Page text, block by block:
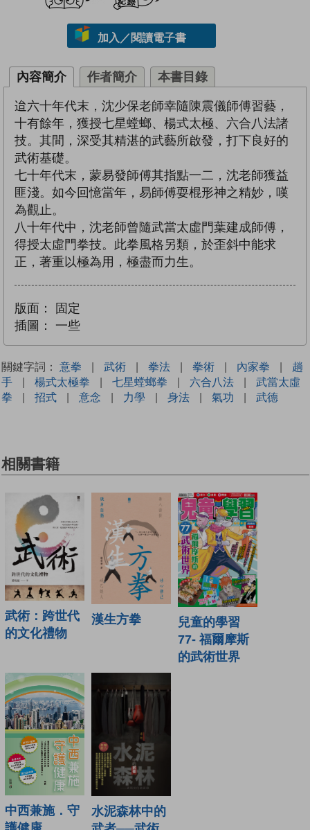
加入／閱讀電子書
內容簡介 作者簡介 本書目錄
迨六十年代末，沈少保老師幸隨陳震儀師傅習藝，
十有餘年，獲授七星螳螂、楊式太極、六合八法諸
技。其間，深受其精湛的武藝所啟發，打下良好的
武術基礎。
七十年代末，蒙易發師傅其指點一二，沈老師獲益
匪淺。如今回憶當年，易師傅耍棍形神之精妙，嘆
為觀止。
八十年代中，沈老師曾隨武當太虛門葉建成師傅，
得授太虛門拳技。此拳風格另類，於歪斜中能求
正，著重以極為用，極盡而力生。
版面：
固定
插圖：
一些
關鍵字詞： 意拳 | 武術 | 拳法 | 拳術 | 內家拳 |
趟
手
| 楊式太極拳 | 七星螳螂拳 | 六合八法 |
武當太虛
拳
| 招式 | 意念 | 力學 | 身法 | 氣功 | 武德
相關書籍
武術：跨世代
的文化禮物
漢生方拳
兒童的學習
77- 福爾摩斯
的武術世界
中西兼施．守
水泥森林中的